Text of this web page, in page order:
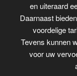
en uiteraard
Daarnaast
voordelige
Tevens kunnen
voor uw